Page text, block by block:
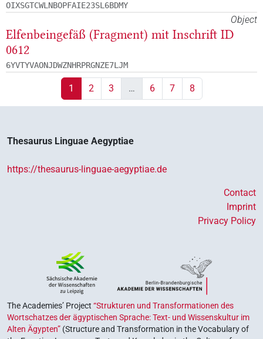
OIXSGTCWLNBOPFAIE23SL6BDMY
Object
Elfenbeingefäß (Fragment) mit Inschrift ID
0612
6YVTYVAONJDWZNHRPRGNZE7LJM
1 2 3 … 6 7 8
Thesaurus Linguae Aegyptiae
https://thesaurus-linguae-aegyptiae.de
Contact
Imprint
Privacy Policy
The Academies’ Project “Strukturen und Transformationen des
Wortschatzes der ägyptischen Sprache: Text- und Wissenskultur im
Alten Ägypten” (Structure and Transformation in the Vocabulary of